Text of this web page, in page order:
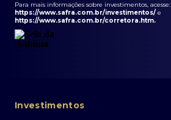
Para mais informações sobre investimentos, acesse:
https://www.safra.com.br/investimentos/ e
https://www.safra.com.br/corretora.htm.
Investimentos